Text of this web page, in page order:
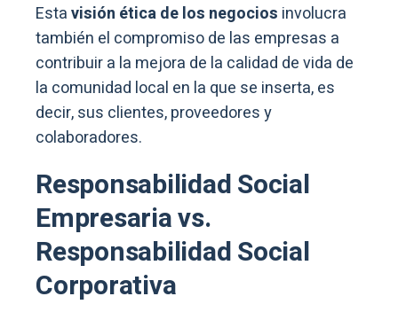
Estavisión ética de los negocios involucra
también el compromiso de las empresas a
contribuir a la mejora de la calidad de vida de
la comunidad local en la que se inserta, es
decir, sus clientes, proveedores y
colaboradores.
Responsabilidad Social
Empresaria vs.
Responsabilidad Social
Corporativa